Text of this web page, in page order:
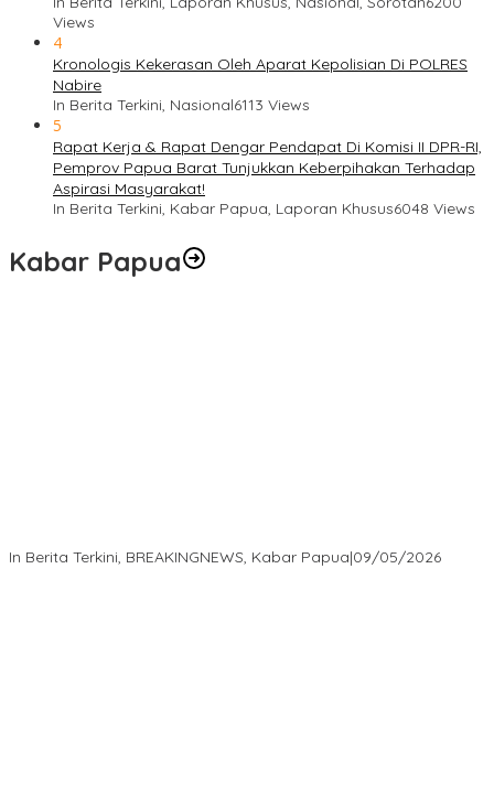
Views
4
Kronologis Kekerasan Oleh Aparat Kepolisian Di POLRES
Nabire
In Berita Terkini, Nasional6113 Views
5
Rapat Kerja & Rapat Dengar Pendapat Di Komisi II DPR-RI,
Pemprov Papua Barat Tunjukkan Keberpihakan Terhadap
Aspirasi Masyarakat!
In Berita Terkini, Kabar Papua, Laporan Khusus6048 Views
Kabar Papua
In Berita Terkini, BREAKINGNEWS, Kabar Papua|09/05/2026